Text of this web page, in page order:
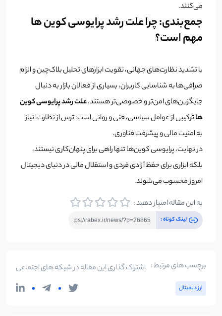
می‌کنند.
جمع‌بندی: چرا علت رشد پرایوسی کوین ها
مهم است؟
با تشدید نظارت‌های جهانی، تقویت ابزارهای تحلیل بلاک‌چین و الزام
صرافی‌ها به شناسایی کاربران، بسیاری از فعالان بازار به دنبال
جایگزین‌های امن‌تر و خصوصی‌تر هستند.علت رشد پرایوسی کوین
هاترکیبی از عوامل سیاسی، فنی و روانی است: ترس از نظارت، نیاز
به امنیت مالی و پیشرفت فناوری.
در نهایت، پرایوسی کوین‌ها تنها راهی برای پنهان‌کاری نیستند،
بلکه ابزاری برای حفظ آزادی فردی و استقلال مالی در دنیای دیجیتال
امروز محسوب می‌شوند.
به این مقاله امتیاز دهید :
لینک کوتاه :
برچسب های مرتبط :
ارز دیجیتال
اشتراک گذاری این مقاله در شبکه های اجتماعی